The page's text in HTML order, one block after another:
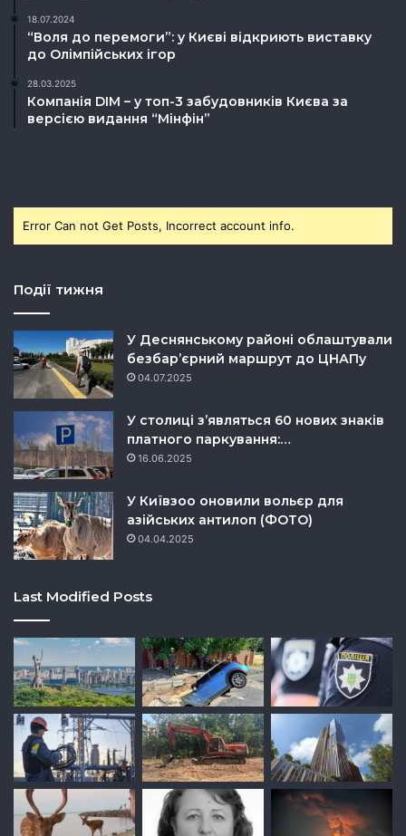
18.07.2024
“Воля до перемоги”: у Києві відкриють виставку
до Олімпійських ігор
28.03.2025
Компанія DIM – у топ-3 забудовників Києва за
версією видання “Мінфін”
Error Can not Get Posts, Incorrect account info.
Події тижня
У Деснянському районі облаштували
безбар’єрний маршрут до ЦНАПу
04.07.2025
У столиці з’являться 60 нових знаків
платного паркування:…
16.06.2025
У Київзоо оновили вольєр для
азійських антилоп (ФОТО)
04.04.2025
Last Modified Posts